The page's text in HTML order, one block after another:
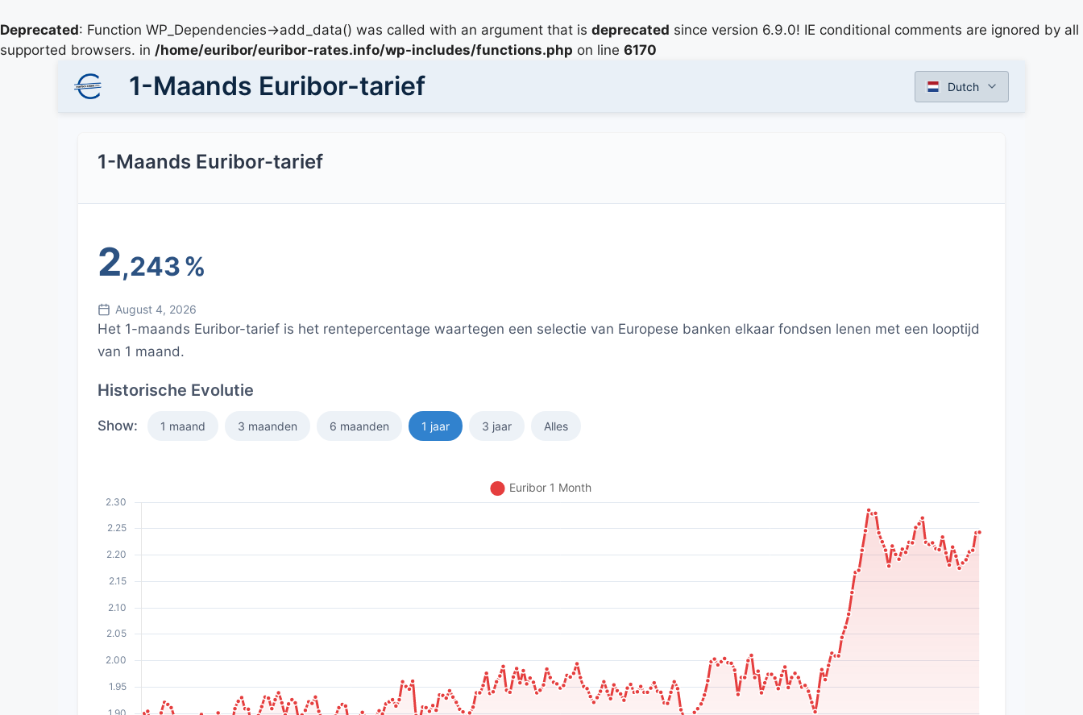
Deprecated: Function WP_Dependencies->add_data() was called with an argument that is deprecated since version 6.9.0! IE conditional comments are ignored by all
supported browsers. in /home/euribor/euribor-rates.info/wp-includes/functions.php on line 6170
1-Maands Euribor-tarief Dutch
1-Maands Euribor-tarief
2,243%
August 4, 2026
Het 1-maands Euribor-tarief is het rentepercentage waartegen een selectie van Europese banken elkaar fondsen lenen met een looptijd
van 1 maand.
Historische Evolutie
Show: 1 maand 3 maanden 6 maanden 1 jaar 3 jaar Alles